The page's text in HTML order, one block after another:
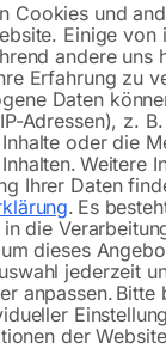
Cookies und
Einige von
andere uns
Erfahrung zu
Daten
Adressen), z.
oder die
Weitere
Ihrer Daten
. Es
die
dieses
jederzeit
anpassen. Bitte
der